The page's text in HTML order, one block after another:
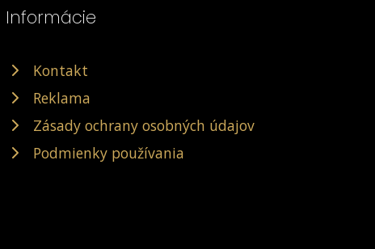
Informácie
Kontakt
Reklama
Zásady ochrany osobných údajov
Podmienky používania